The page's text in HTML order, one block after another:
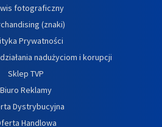
fotograficzny
(znaki)
Prywatności
nadużyciom i korupcji
Sklep TVP
Biuro Reklamy
Dystrybucyjna
Handlowa